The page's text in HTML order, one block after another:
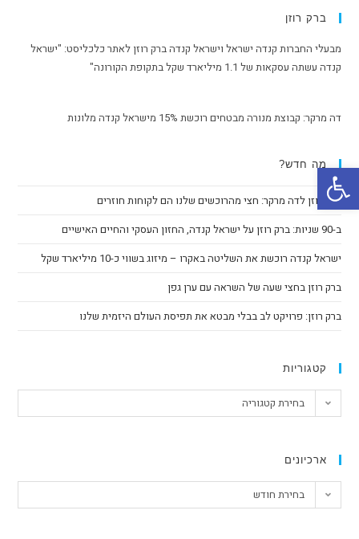
פתח סרגל נגישות
ברק רוזן
מבעלי החברות קנדה ישראל וישראל קנדה ברק רוזן לאתר כלכליסט: "ישראל
קנדה עשתה עסקאות של 1.1 מיליארד שקל בתקופת הקורונה"
דה מרקר: קבוצת מנורה מבטחים רוכשת 15% מישראל קנדה מלונות
מה חדש?
ברק רוזן לדה מרקר: חצי מהרוכשים שלנו הם לקוחות חוזרים
ב-90 שניות: ברק רוזן על ישראל קנדה, החזון העסקי והחיים האישיים
ישראל קנדה רוכשת את השליטה באקרו – מיזוג בשווי כ-10 מיליארד שקל
ברק רוזן בחצי שעה של השראה עם ערן גפן
ברק רוזן: פרויקט לב בבלי מבטא את תפיסת העולם היזמית שלנו
קטגוריות
בחירת קטגוריה
ארכיונים
בחירת חודש